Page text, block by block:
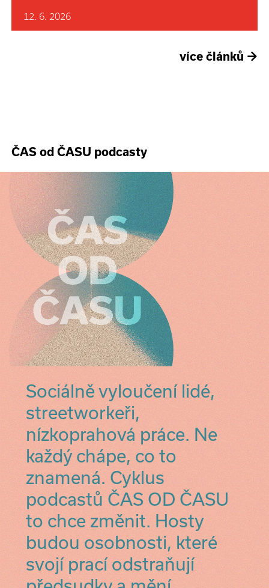
12. 6. 2026
více článků →
ČAS od ČASU podcasty
Sociálně vyloučení lidé,
streetworkeři,
nízkoprahová práce. Ne
každý chápe, co to
znamená. Cyklus
podcastů ČAS OD ČASU
to chce změnit. Hosty
budou osobnosti, které
svojí prací odstraňují